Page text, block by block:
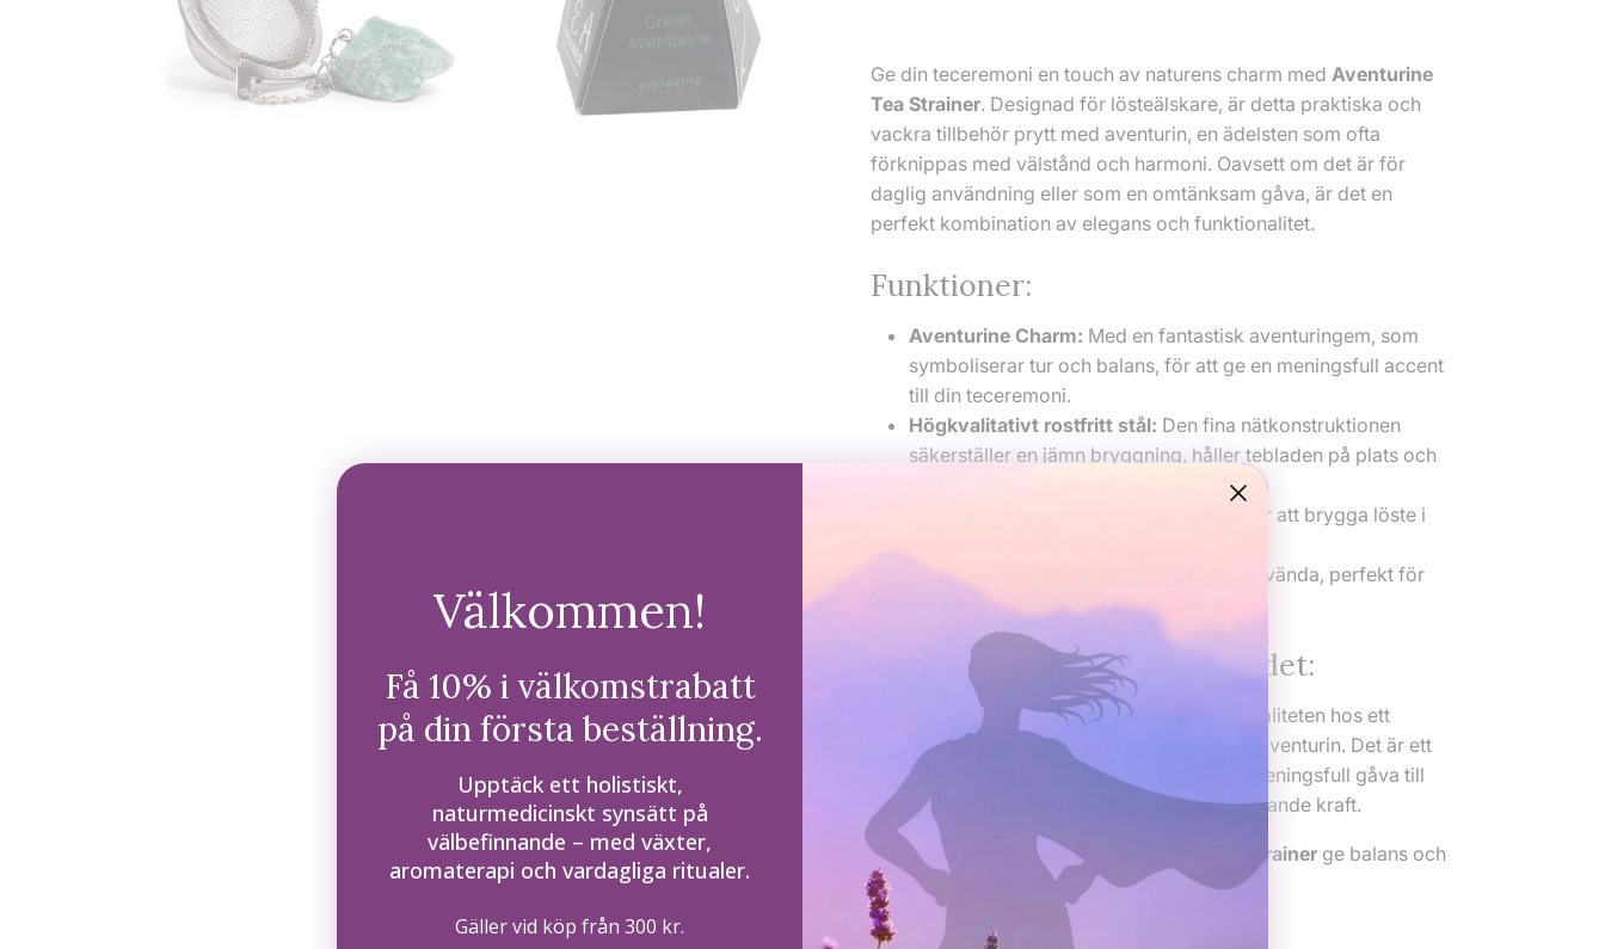
Ge din teceremoni en touch av naturens charm med Aventurine
Tea Strainer. Designad för lösteälskare, är detta praktiska och
vackra tillbehör prytt med aventurin, en ädelsten som ofta
förknippas med välstånd och harmoni. Oavsett om det är för
daglig användning eller som en omtänksam gåva, är det en
perfekt kombination av elegans och funktionalitet.
Funktioner:
Aventurine Charm: Med en fantastisk aventuringem, som
symboliserar tur och balans, för att ge en meningsfull accent
till din teceremoni.
Högkvalitativt rostfritt stål: Den fina nätkonstruktionen
säkerställer en jämn bryggning, håller tebladen på plats och
Perfekt storlek för att brygga löste i
Lätt och enkel att använda, perfekt för
hemmet, kontoret eller resan.
Varför du kommer att älska det:
Aventurine Tea Strainer kombinerar praktikaliteten hos ett
teverktyg med den naturliga skönheten hos aventurin. Det är ett
utmärkt tillskott till din tekollektion eller en meningsfull gåva till
teälskare som uppskattar ädelstenarnas lugnande kraft.
Sila ditt te med stil och låt Aventurine Tea Strainerge balans och
elegans till varje kopp.
Välkommen!
Få 10% i välkomstrabatt
på din första beställning.
Upptäck ett holistiskt,
naturmedicinskt synsätt på
välbefinnande – med växter,
aromaterapi och vardagliga ritualer.
Gäller vid köp från 300 kr.